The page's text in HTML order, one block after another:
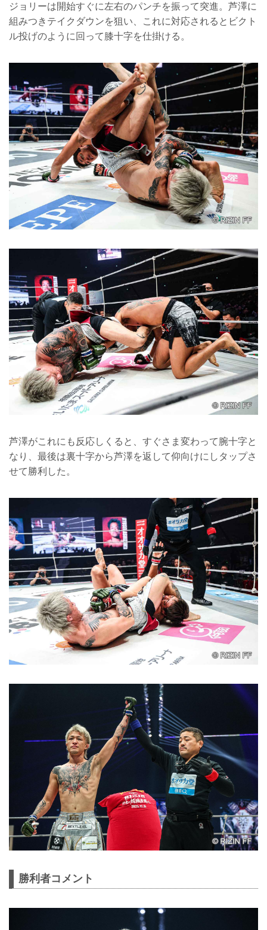
ジョリーは開始すぐに左右のパンチを振って突進。芦澤に
組みつきテイクダウンを狙い、これに対応されるとビクト
ル投げのように回って膝十字を仕掛ける。
芦澤がこれにも反応しくると、すぐさま変わって腕十字と
なり、最後は裏十字から芦澤を返して仰向けにしタップさ
せて勝利した。
勝利者コメント